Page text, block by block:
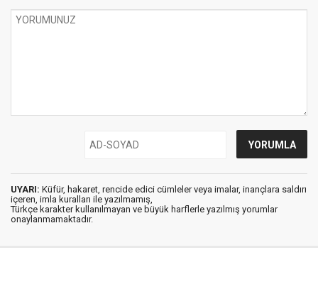
UYARI: Küfür, hakaret, rencide edici cümleler veya imalar, inançlara saldırı
içeren, imla kuralları ile yazılmamış,
Türkçe karakter kullanılmayan ve büyük harflerle yazılmış yorumlar
onaylanmamaktadır.